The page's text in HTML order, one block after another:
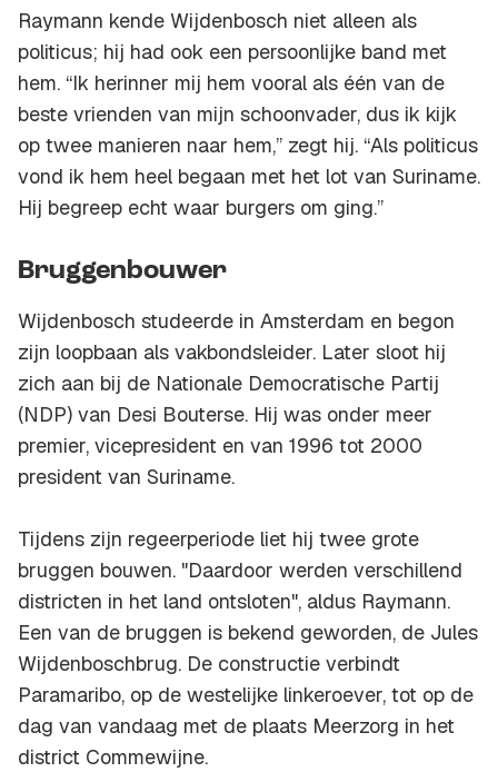
Raymann kende Wijdenbosch niet alleen als
politicus; hij had ook een persoonlijke band met
hem. “Ik herinner mij hem vooral als één van de
beste vrienden van mijn schoonvader, dus ik kijk
op twee manieren naar hem,” zegt hij. “Als politicus
vond ik hem heel begaan met het lot van Suriname.
Hij begreep echt waar burgers om ging.”
Bruggenbouwer
Wijdenbosch studeerde in Amsterdam en begon
zijn loopbaan als vakbondsleider. Later sloot hij
zich aan bij de Nationale Democratische Partij
(NDP) van Desi Bouterse. Hij was onder meer
premier, vicepresident en van 1996 tot 2000
president van Suriname.
Tijdens zijn regeerperiode liet hij twee grote
bruggen bouwen. "Daardoor werden verschillend
districten in het land ontsloten", aldus Raymann.
Een van de bruggen is bekend geworden, de Jules
Wijdenboschbrug. De constructie verbindt
Paramaribo, op de westelijke linkeroever, tot op de
dag van vandaag met de plaats Meerzorg in het
district Commewijne.